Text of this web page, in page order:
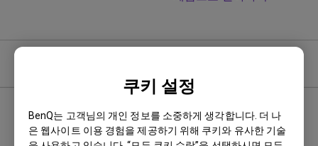
쿠키 설정
BenQ는 고객님의 개인 정보를 소중하게 생각합니다. 더 나
은 웹사이트 이용 경험을 제공하기 위해 쿠키와 유사한 기술